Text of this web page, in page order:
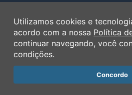
Termos de Uso
Política de Privacidade
Ferramentas
Contato
Utilizamos cookies e
acordo com a nossa Política
continuar navegando, você
condições.
Concordo